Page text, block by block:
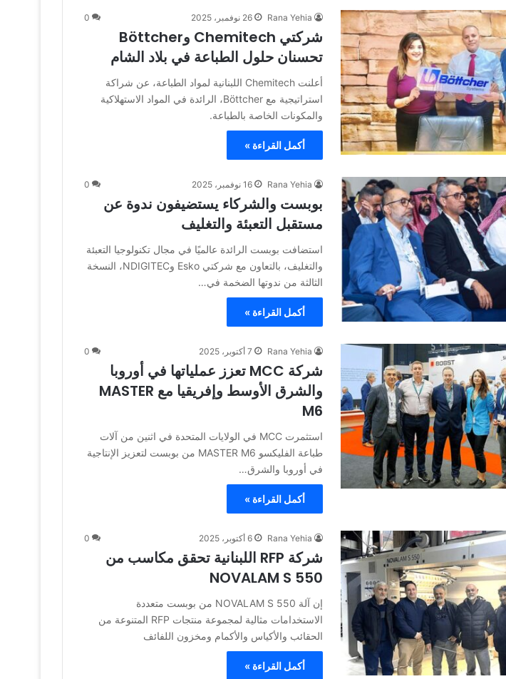
Rana Yehia 26 نوفمبر، 2025 0
شركتي Chemitech وBöttcher
تحسنان حلول الطباعة في بلاد الشام
أعلنت Chemitech اللبنانية لمواد الطباعة، عن شراكة
استراتيجية مع Böttcher، الرائدة في المواد الاستهلاكية
والمكونات الخاصة بالطباعة.
أكمل القراءة »
Rana Yehia 16 نوفمبر، 2025 0
بوبست والشركاء يستضيفون ندوة عن
مستقبل التعبئة والتغليف
استضافت بوبست الرائدة عالميًا في مجال تكنولوجيا التعبئة
والتغليف، بالتعاون مع شركتي Esko وNDIGITEC، النسخة
الثالثة من ندوتها الضخمة في…
أكمل القراءة »
Rana Yehia 7 أكتوبر، 2025 0
شركة MCC تعزز عملياتها في أوروبا
والشرق الأوسط وإفريقيا مع MASTER
M6
استثمرت MCC في الولايات المتحدة في اثنين من آلات
طباعة الفليكسو MASTER M6 من بوبست لتعزيز الإنتاجية
في أوروبا والشرق…
أكمل القراءة »
Rana Yehia 6 أكتوبر، 2025 0
شركة RFP اللبنانية تحقق مكاسب من
NOVALAM S 550
إن آلة NOVALAM S 550 من بوبست متعددة
الاستخدامات مثالية لمجموعة منتجات RFP المتنوعة من
الحقائب والأكياس والأكمام ومخزون اللفائف
أكمل القراءة »